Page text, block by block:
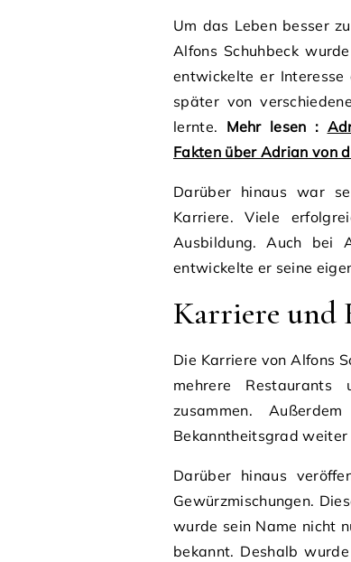
Um das Leben besser
Alfons Schuhbeck
entwickelte er
später von
lernte. Mehr lesen :
Fakten über Adrian von
Darüber hinaus war
Karriere. Viele
Ausbildung. Auch bei
entwickelte er seine
Karriere und
Die Karriere von Alfons
mehrere Restaurants
zusammen.
Bekanntheitsgrad weiter
Darüber hinaus
Gewürzmischungen.
wurde sein Name nicht
bekannt. Deshalb